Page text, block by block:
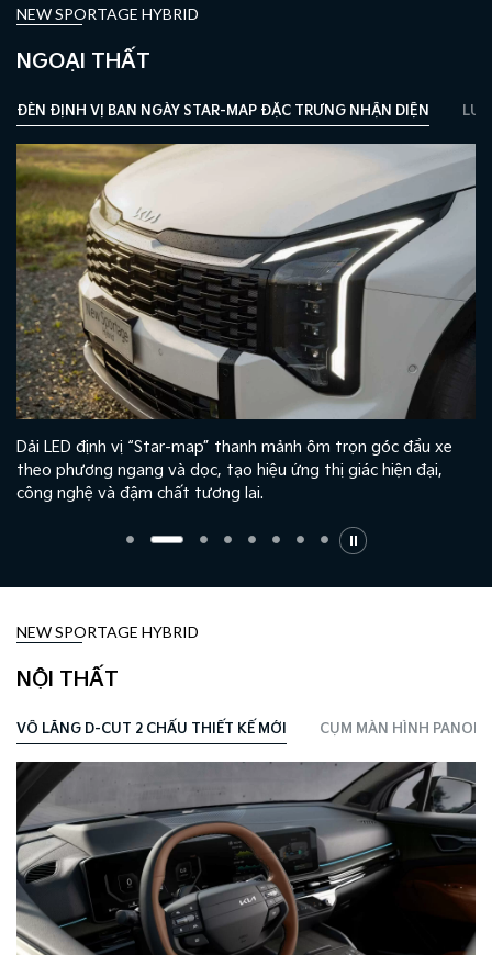
NEW SPORTAGE HYBRID
NGOẠI THẤT
ĐÈN ĐỊNH VỊ BAN NGÀY STAR-MAP ĐẶC TRƯNG NHẬN DIỆN
Dải LED định vị “Star-map” thanh mảnh ôm trọn góc đầu xe
theo phương ngang và dọc, tạo hiệu ứng thị giác hiện đại,
công nghệ và đậm chất tương lai.
NEW SPORTAGE HYBRID
NỘI THẤT
VÔ LĂNG D-CUT 2 CHẤU THIẾT KẾ MỚI CỤM MÀN HÌNH